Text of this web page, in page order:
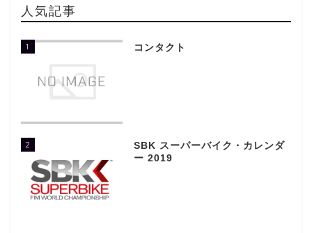
人気記事
1 コンタクト
2
SBK スーパーバイク・カレンダ
ー 2019